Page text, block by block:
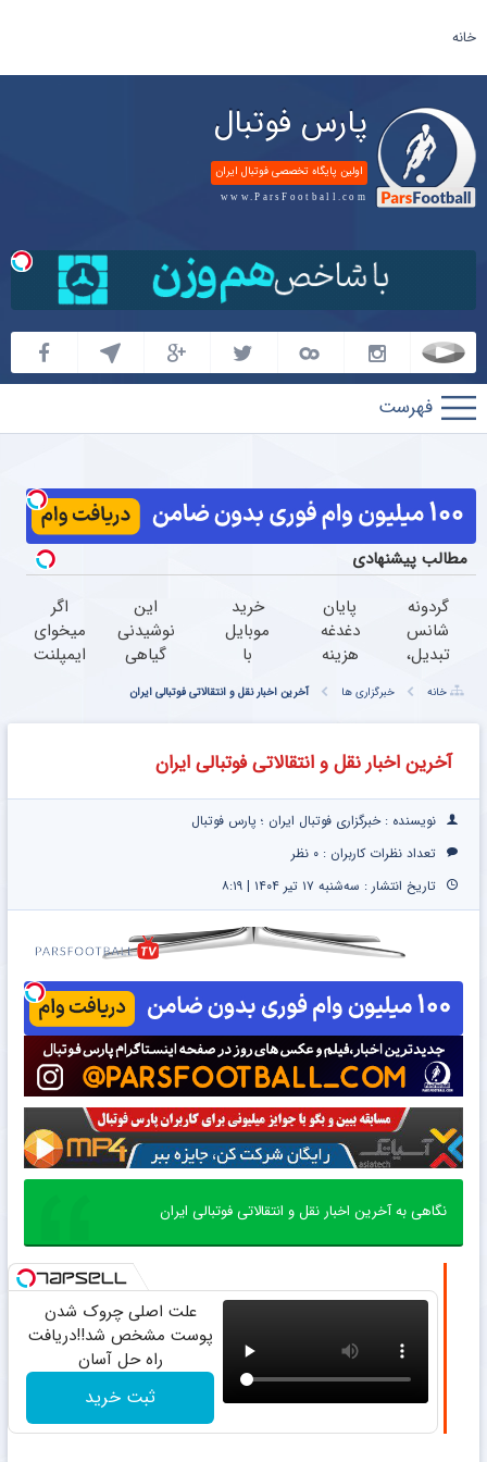
خانه
پارس فوتبال
اولین پایگاه تخصصی فوتبال ایران
www.ParsFootball.com
پارس
فوتبال
مطالب پیشنهادی
گردونه
شانس
تبدیل،
جایزه
ببر
پایان
دغدغه
هزینه
دندان
پزشکی
با پک
سفید
کننده
خانگی
خرید
موبایل
با
پی |
در ۴
قسط
بدون
سود و
کارمزد!
این
نوشیدنی
گیاهی
صفرشویی
میکنه!
تخفیف تا
امشب
اگر
میخوای
ایمپلنت
الان
۲۵
خانه خبرگزاری ها آخرین اخبار نقل و انتقالاتی فوتبالی ایران
آخرین اخبار نقل و انتقالاتی فوتبالی ایران
نویسنده : خبرگزاری فوتبال ایران ؛ پارس فوتبال
تعداد نظرات کاربران : ۰ نظر
تاریخ انتشار : سه‌شنبه ۱۷ تیر ۱۴۰۴ | ۸:۱۹
نگاهی به آخرین اخبار نقل و انتقالاتی فوتبالی ایران
علت اصلی چروک شدن
پوست مشخص شد!!دریافت
راه حل آسان
ثبت خرید